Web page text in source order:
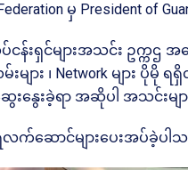
Federation မှ President of
းရှင်များအသင်း ဥက္ကဌ
ျား ၊ Network များ
း ဆွေးနွေးခဲ့ရာ အဆိုပါ အသ
က်ဆောင်များပေးအပ်ခဲ့ပါ